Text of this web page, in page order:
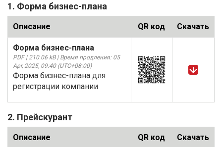
1. Форма бизнес-плана
Описание QR код Скачать
Форма бизнес-плана
PDF | 210.06 kB | Время продления: 05
Apr, 2025, 09:40 (UTC+08:00)
Форма бизнес-плана для
регистрации компании
2. Прейскурант
Описание QR код Скачать